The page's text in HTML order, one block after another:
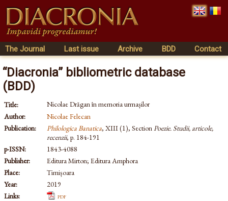
The Journal Last issue Archive BDD Contact
“Diacronia” bibliometric database
(BDD)
Title:
Nicolae Drăgan în memoria urmașilor
Author:
Nicolae Felecan
Publication:
Philologica Banatica, XIII (1), SectionPoezie. Studii, articole,
recenzii, p. 184-191
p-ISSN:
1843-4088
Publisher:
Editura Mirton; Editura Amphora
Place:
Timișoara
Year:
2019
Links:
pdf